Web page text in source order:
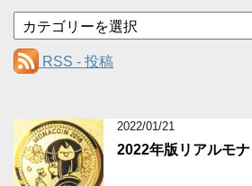
テ
ゴ
リ
RSS - 投稿
2022/01/21
2022年版リアルモ